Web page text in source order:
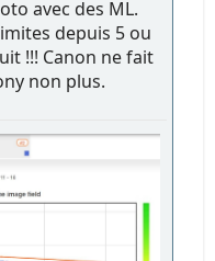
avec des ML.
depuis 5 ou
!!! Canon ne fait
non plus.